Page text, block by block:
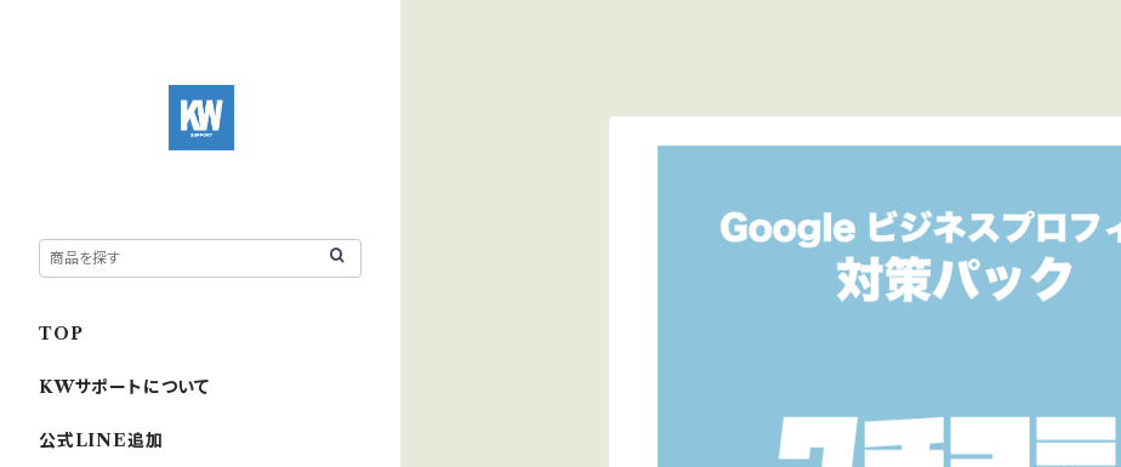
TOP
KWサポートについて
公式LINE追加